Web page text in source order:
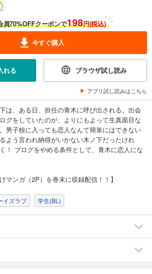
員70%OFFクーポンで198円(税込)
今すぐ購入
れる ブラウザ試し読み
アプリ試し読みはこちら
は、ある日、担任の青木に呼び出される。出会
グをしていたのが、よりにもよって生真面目な
男子校に入っても恋人なんて簡単にはできない
よう言われ納得がいかない木ノ下だったけれ
！ ブログをやめる条件として、青木に恋人にな
マンガ（2P）を巻末に収録配信！！】
イズラブ 学生(BL)